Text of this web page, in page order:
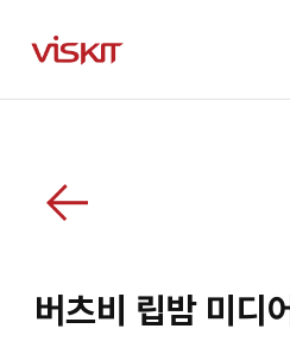
버츠비 립밤 미디